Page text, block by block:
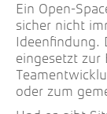
Ein Open-
sicher nicht
Ideenfindung.
eingesetzt zur
oder zum